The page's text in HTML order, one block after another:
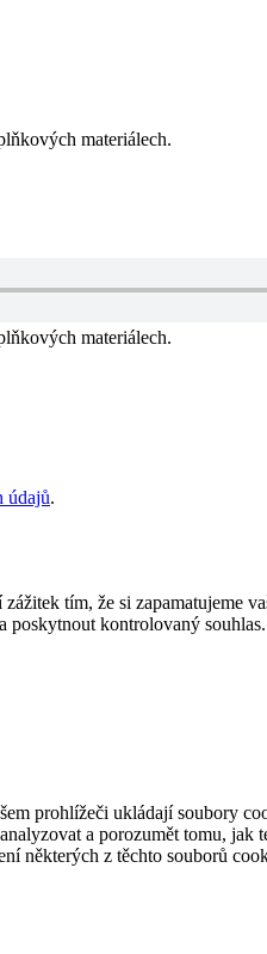
materiálech.
materiálech.
údajů.
tím, že si zapamatujeme
poskytnout kontrolovaný souhlas.
prohlížeči ukládají soubory
a porozumět tomu,
některých z těchto souborů